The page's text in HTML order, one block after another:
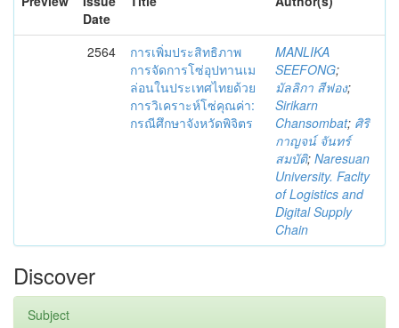
Date
2564
การเพิ่มประสิทธิภาพ
การจัดการโซ่อุปทานเม
ล่อนในประเทศไทยด้วย
การวิเคราะห์โซ่คุณค่า:
กรณีศึกษาจังหวัดพิจิตร
MANLIKA
SEEFONG;
มัลลิกา สีฟอง;
Sirikarn
Chansombat; ศิริ
กาญจน์ จันทร์
สมบัติ; Naresuan
University. Faclty
of Logistics and
Digital Supply
Chain
Discover
Subject